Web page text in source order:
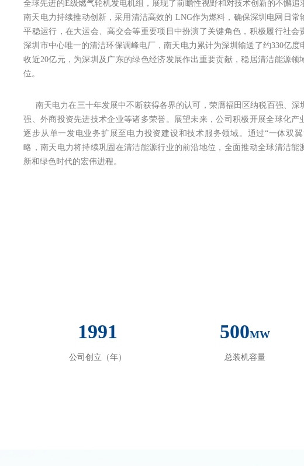
全球先进的E级燃气轮机发电机组，展现了前瞻性视野和对技术创新的不懈追
南天电力持续推动创新，采用清洁高效的 LNG作为燃料，确保深圳电网日常
平稳运行，在大运会、高交会等重要项目中扮演了关键角色，积极履行社会
深圳市中心唯一的清洁环保调峰电厂，南天电力累计为深圳输送了约330亿度
收近20亿元，为深圳及广东的绿色经济发展作出重要贡献，稳居清洁能源领
位。
南天电力在三十年发展中不断获得各界的认可，荣膺福田区纳税百强、深
强、外商投资先进技术企业等诸多荣誉。展望未来，公司积极开展全球化产
逐步从单一发电业务扩展至电力投资建设和技术服务领域。通过“一体双
略，南天电力将持续巩固在清洁能源行业的前沿地位，全面推动全球清洁能
新和绿色时代的宏伟进程。
1991
公司创立（年）
500MW
总装机容量